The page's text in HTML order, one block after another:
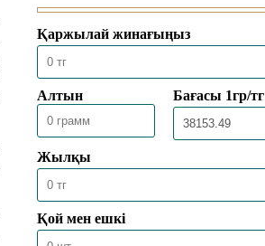
24.07.2026 1442
ҚОЛЖАЗБАЛАРДА ҰЛТТЫҢ
ҚҰНДЫЛЫҒЫ ҚАТТАЛҒАН
23.07.2026